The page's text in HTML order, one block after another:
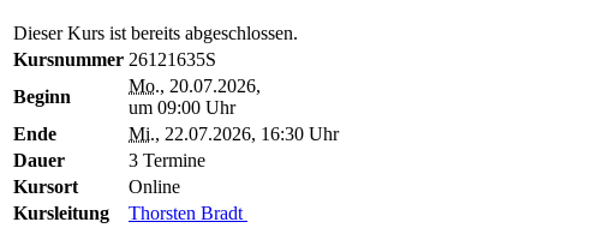
Dieser Kurs ist bereits abgeschlossen.
Kursnummer 26121635S
Beginn
Mo., 20.07.2026,
um 09:00 Uhr
Ende
Mi., 22.07.2026, 16:30 Uhr
Dauer
3 Termine
Kursort
Online
Kursleitung
Thorsten Bradt